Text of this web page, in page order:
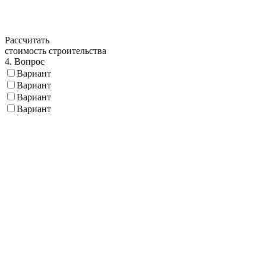
Рассчитать
стоимость строительства
4. Вопрос
Вариант
Вариант
Вариант
Вариант